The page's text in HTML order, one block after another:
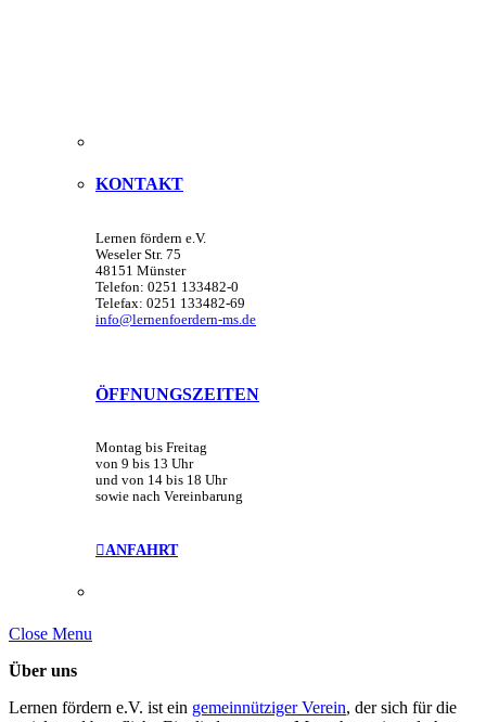
KONTAKT
Lernen fördern e.V.
Weseler Str. 75
48151 Münster
Telefon: 0251 133482-0
Telefax: 0251 133482-69
info@lernenfoerdern-ms.de
ÖFFNUNGSZEITEN
Montag bis Freitag
von 9 bis 13 Uhr
und von 14 bis 18 Uhr
sowie nach Vereinbarung
ANFAHRT
Close Menu
Über uns
Lernen fördern e.V. ist ein gemeinnütziger Verein, der sich für die